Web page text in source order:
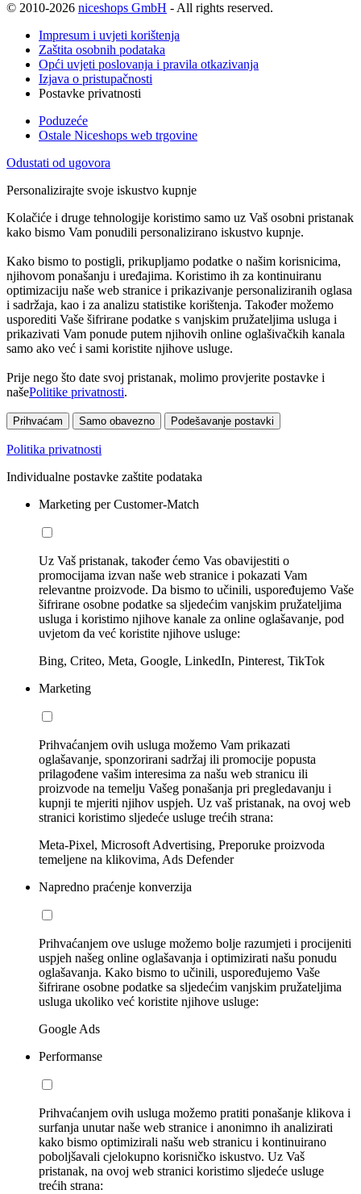
© 2010-2026 niceshops GmbH - All rights reserved.
Impresum i uvjeti korištenja
Zaštita osobnih podataka
Opći uvjeti poslovanja i pravila otkazivanja
Izjava o pristupačnosti
Postavke privatnosti
Poduzeće
Ostale Niceshops web trgovine
Odustati od ugovora
Personalizirajte svoje iskustvo kupnje
Kolačiće i druge tehnologije koristimo samo uz Vaš osobni pristanak
kako bismo Vam ponudili personalizirano iskustvo kupnje.
Kako bismo to postigli, prikupljamo podatke o našim korisnicima,
njihovom ponašanju i uređajima. Koristimo ih za kontinuiranu
optimizaciju naše web stranice i prikazivanje personaliziranih oglasa
i sadržaja, kao i za analizu statistike korištenja. Također možemo
usporediti Vaše šifrirane podatke s vanjskim pružateljima usluga i
prikazivati Vam ponude putem njihovih online oglašivačkih kanala
samo ako već i sami koristite njihove usluge.
Prije nego što date svoj pristanak, molimo provjerite postavke i
našePolitike privatnosti.
Prihvaćam Samo obavezno Podešavanje postavki
Politika privatnosti
Individualne postavke zaštite podataka
Marketing per Customer-Match
Uz Vaš pristanak, također ćemo Vas obavijestiti o
promocijama izvan naše web stranice i pokazati Vam
relevantne proizvode. Da bismo to učinili, uspoređujemo Vaše
šifrirane osobne podatke sa sljedećim vanjskim pružateljima
usluga i koristimo njihove kanale za online oglašavanje, pod
uvjetom da već koristite njihove usluge:
Bing, Criteo, Meta, Google, LinkedIn, Pinterest, TikTok
Marketing
Prihvaćanjem ovih usluga možemo Vam prikazati
oglašavanje, sponzorirani sadržaj ili promocije popusta
prilagođene vašim interesima za našu web stranicu ili
proizvode na temelju Vašeg ponašanja pri pregledavanju i
kupnji te mjeriti njihov uspjeh. Uz vaš pristanak, na ovoj web
stranici koristimo sljedeće usluge trećih strana:
Meta-Pixel, Microsoft Advertising, Preporuke proizvoda
temeljene na klikovima, Ads Defender
Napredno praćenje konverzija
Prihvaćanjem ove usluge možemo bolje razumjeti i procijeniti
uspjeh našeg online oglašavanja i optimizirati našu ponudu
oglašavanja. Kako bismo to učinili, uspoređujemo Vaše
šifrirane osobne podatke sa sljedećim vanjskim pružateljima
usluga ukoliko već koristite njihove usluge:
Google Ads
Performanse
Prihvaćanjem ovih usluga možemo pratiti ponašanje klikova i
surfanja unutar naše web stranice i anonimno ih analizirati
kako bismo optimizirali našu web stranicu i kontinuirano
poboljšavali cjelokupno korisničko iskustvo. Uz Vaš
pristanak, na ovoj web stranici koristimo sljedeće usluge
trećih strana: